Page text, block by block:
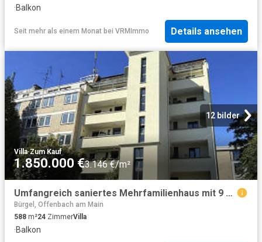
·Balkon
Seit mehr als einem Monat bei VRMImmo Details ansehen
12 bilder
Villa·Zum Kauf
1.850.000 €3.146 €/m²
Umfangreich saniertes Mehrfamilienhaus mit 9 Top Wohnungen und großem Grundstück
Bürgel, Offenbach am Main
588 m²24 ZimmerVilla
·Balkon